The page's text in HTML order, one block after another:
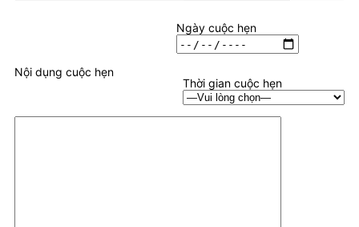
Ngày cuộc hẹn
Thời gian cuộc hẹn
Nội dụng cuộc hẹn